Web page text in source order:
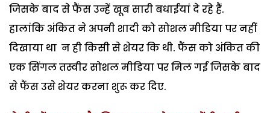
जिसके बाद से फैंस उन्हें खूब सारी बधाईयां दे रहे हैं.
हालांकि अंकित ने अपनी शादी को सोशल मीडिया पर नहीं
दिखाया था न ही किसी से शेयर कि थी. फैंस को अंकित की
एक सिंगल तस्वीर सोशल मीडिया पर मिल गई जिसके बाद
से फैंस उसे शेयर करना शुरू कर दिए.